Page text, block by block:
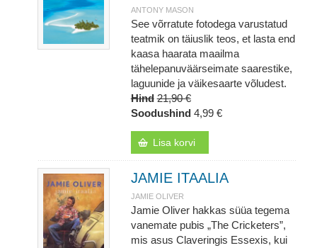
ANTONY MASON
See võrratute fotodega varustatud
teatmik on täiuslik teos, et lasta end
kaasa haarata maailma
tähelepanuväärseimate saarestike,
laguunide ja väikesaarte võludest.
Hind 21,90 €
Soodushind 4,99 €
Lisa korvi
JAMIE ITAALIA
JAMIE OLIVER
Jamie Oliver hakkas süüa tegema
vanemate pubis „The Cricketers”,
mis asus Claveringis Essexis, kui